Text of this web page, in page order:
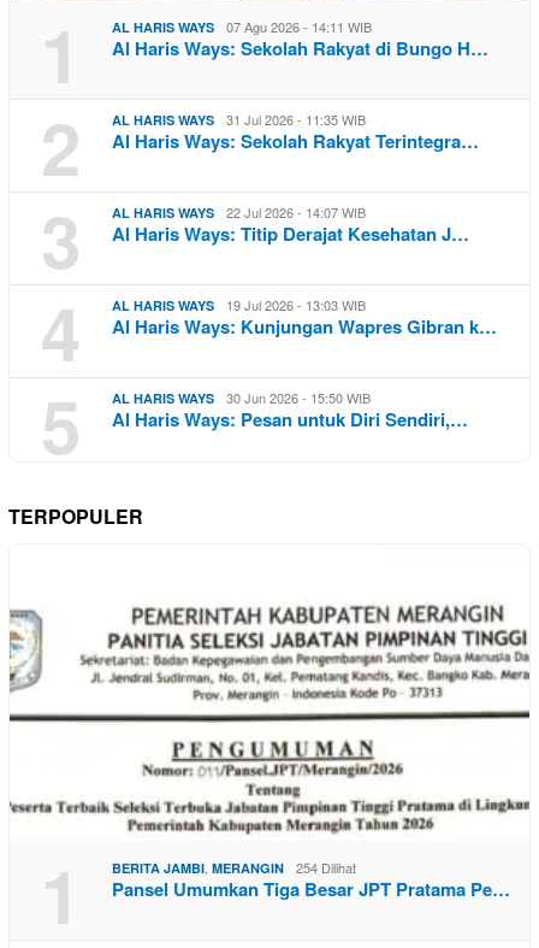
1 AL HARIS WAYS 07 Agu 2026 - 14:11 WIB
Al Haris Ways: Sekolah Rakyat di Bungo H…
2 AL HARIS WAYS 31 Jul 2026 - 11:35 WIB
Al Haris Ways: Sekolah Rakyat Terintegra…
3 AL HARIS WAYS 22 Jul 2026 - 14:07 WIB
Al Haris Ways: Titip Derajat Kesehatan J…
4 AL HARIS WAYS 19 Jul 2026 - 13:03 WIB
Al Haris Ways: Kunjungan Wapres Gibran k…
5 AL HARIS WAYS 30 Jun 2026 - 15:50 WIB
Al Haris Ways: Pesan untuk Diri Sendiri,…
TERPOPULER
1 BERITA JAMBI MERANGIN 254 Dilihat
Pansel Umumkan Tiga Besar JPT Pratama Pe…